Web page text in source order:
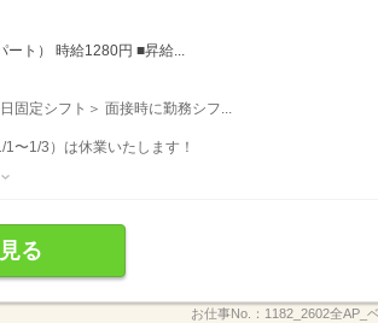
ト） 時給1280円 ■昇給...
定シフト＞ 面接時に勤務シフ...
1/3）は休業いたします！
る
お仕事No.： 1182_2602全AP_